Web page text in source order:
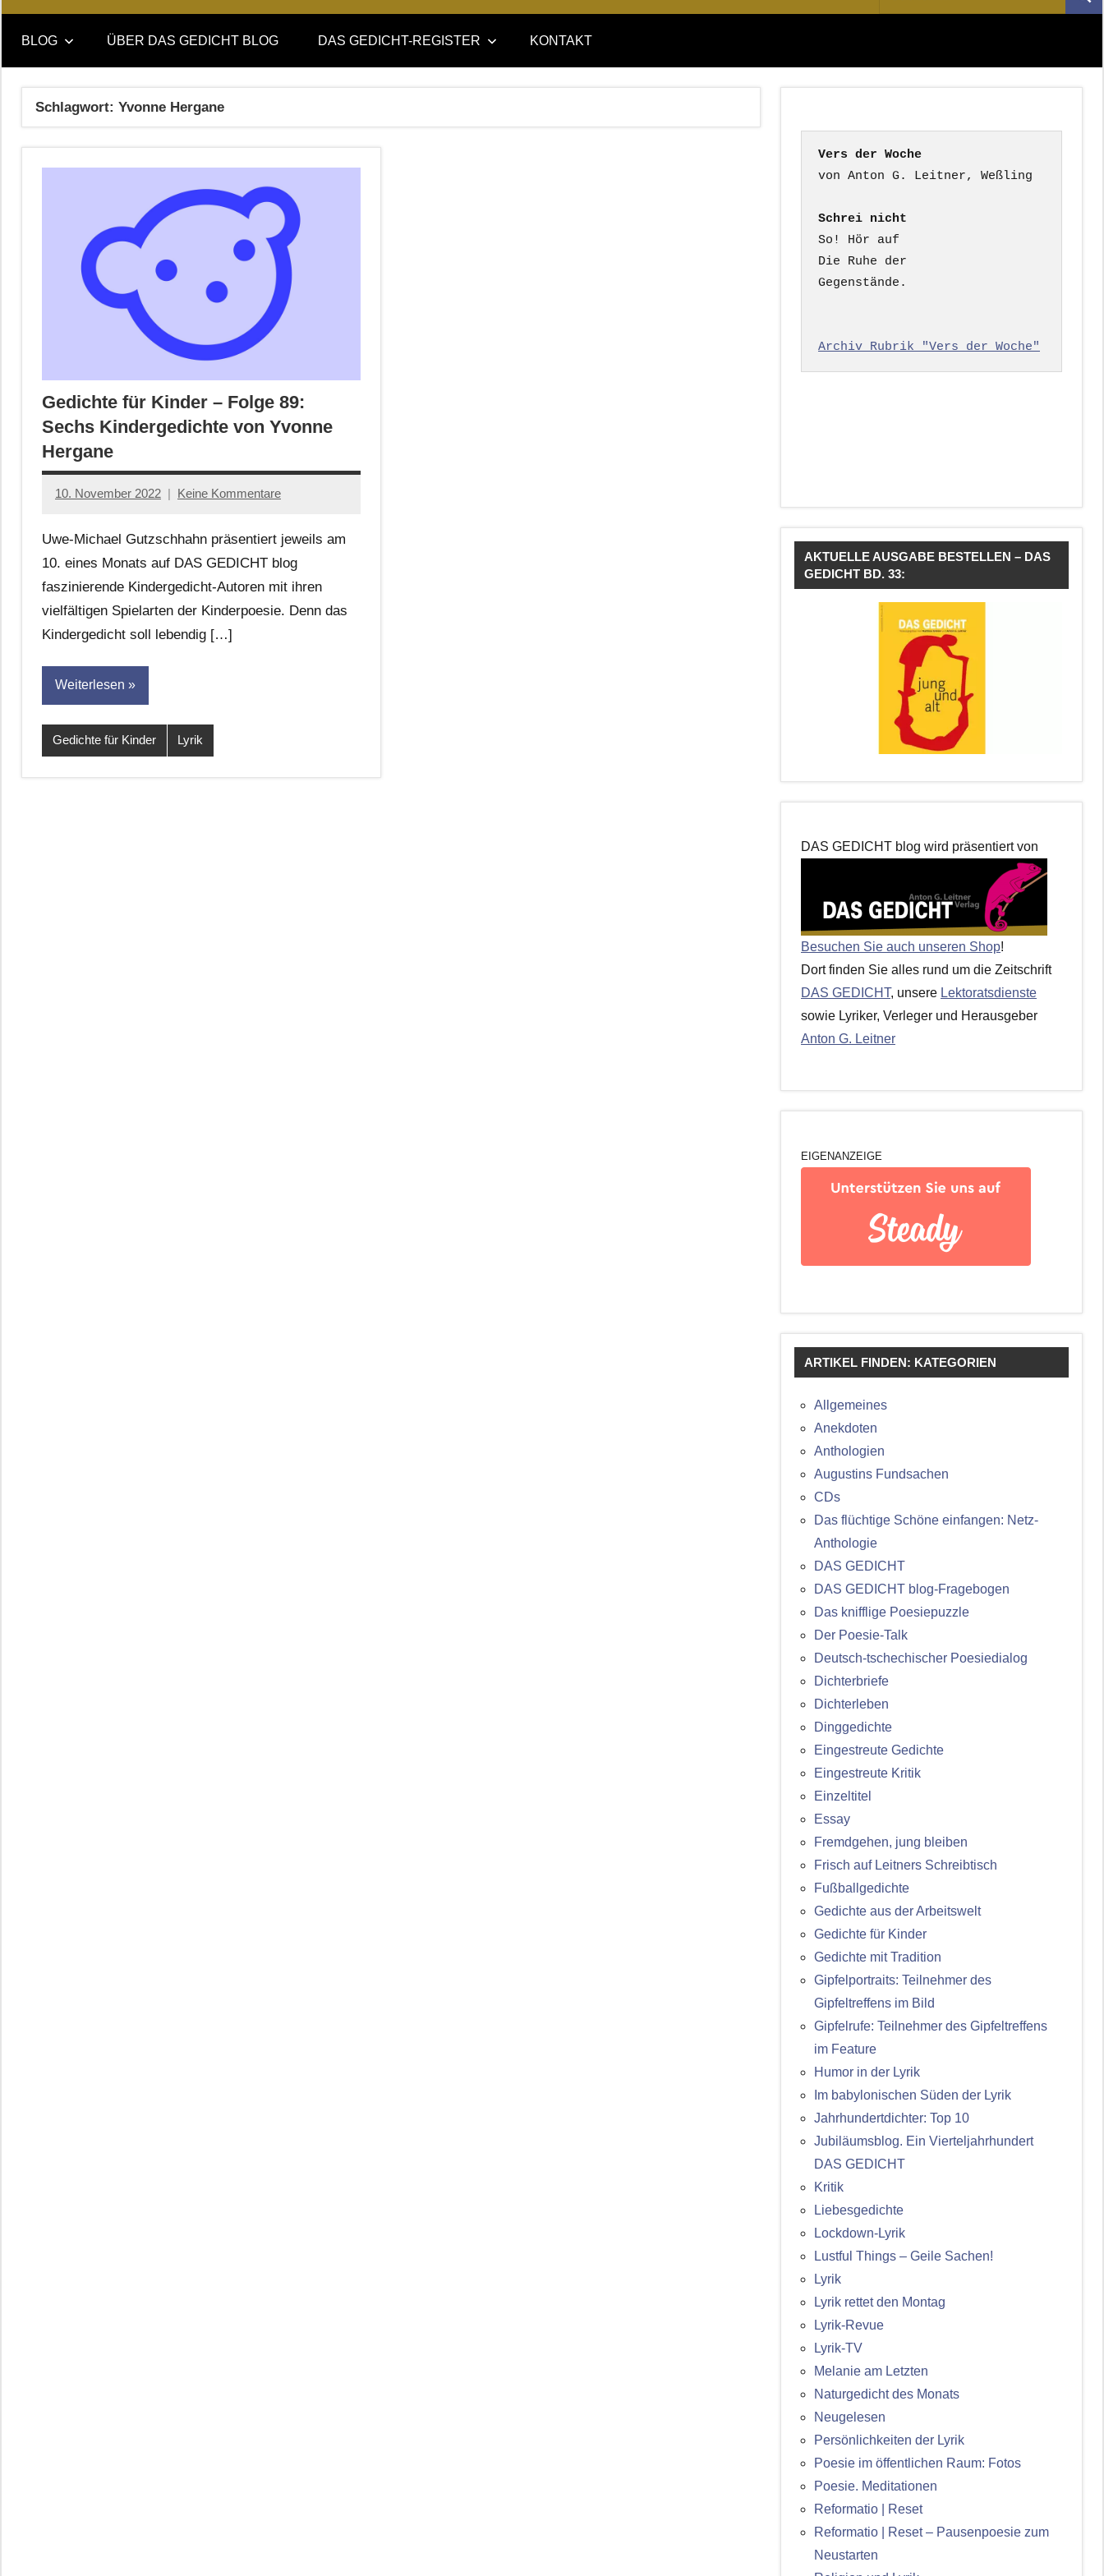
DAS
GEDICHT
blog
DAS
GEDICHT.
Zeitschrift
nach:
BLOG ÜBER DAS GEDICHT BLOG DAS GEDICHT-REGISTER KONTAKT
Schlagwort: Yvonne Hergane
Gedichte für Kinder – Folge 89:
Sechs Kindergedichte von Yvonne
Hergane
10. November 2022
Anton
Leitner
Keine Kommentare
Uwe-Michael Gutzschhahn präsentiert jeweils am
10. eines Monats auf DAS GEDICHT blog
faszinierende Kindergedicht-Autoren mit ihren
vielfältigen Spielarten der Kinderpoesie. Denn das
Kindergedicht soll lebendig […]
Weiterlesen
Gedichte für Kinder Lyrik
Vers der Woche
Schrei nicht
So! Hör auf
Die Ruhe der
Gegenstände.
Archiv Rubrik "Vers der Woche"
AKTUELLE AUSGABE BESTELLEN – DAS
GEDICHT BD. 33:
DAS GEDICHT blog wird präsentiert von
Besuchen Sie auch unseren Shop!
Dort finden Sie alles rund um die Zeitschrift
DAS GEDICHT, unsere Lektoratsdienste
sowie Lyriker, Verleger und Herausgeber
Anton G. Leitner
EIGENANZEIGE
ARTIKEL FINDEN: KATEGORIEN
Allgemeines
Anekdoten
Anthologien
Augustins Fundsachen
CDs
Das flüchtige Schöne einfangen: Netz-
Anthologie
DAS GEDICHT
DAS GEDICHT blog-Fragebogen
Das knifflige Poesiepuzzle
Der Poesie-Talk
Deutsch-tschechischer Poesiedialog
Dichterbriefe
Dichterleben
Dinggedichte
Eingestreute Gedichte
Eingestreute Kritik
Einzeltitel
Essay
Fremdgehen, jung bleiben
Frisch auf Leitners Schreibtisch
Fußballgedichte
Gedichte aus der Arbeitswelt
Gedichte für Kinder
Gedichte mit Tradition
Gipfelportraits: Teilnehmer des
Gipfeltreffens im Bild
Gipfelrufe: Teilnehmer des Gipfeltreffens
im Feature
Humor in der Lyrik
Im babylonischen Süden der Lyrik
Jahrhundertdichter: Top 10
Jubiläumsblog. Ein Vierteljahrhundert
DAS GEDICHT
Kritik
Liebesgedichte
Lockdown-Lyrik
Lustful Things – Geile Sachen!
Lyrik
Lyrik rettet den Montag
Lyrik-Revue
Lyrik-TV
Melanie am Letzten
Naturgedicht des Monats
Neugelesen
Persönlichkeiten der Lyrik
Poesie im öffentlichen Raum: Fotos
Poesie. Meditationen
Reformatio | Reset
Reformatio | Reset – Pausenpoesie zum
Neustarten